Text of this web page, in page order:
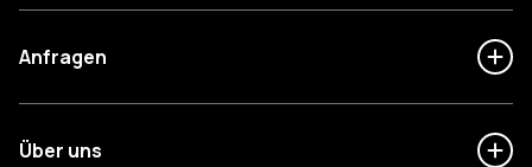
Anfragen
Über uns